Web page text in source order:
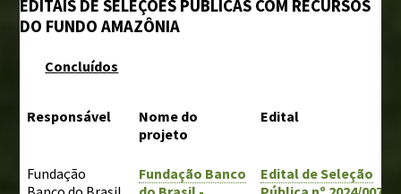
CLIENTE
Manual da marca
BIBLIOTECA
Projetos
EDITAIS DE SELEÇÕES PÚBLICAS COM RECURSOS
DO FUNDO AMAZÔNIA
Concluídos
Responsável
Nome do
projeto
Edital
Fundação
Fundação Banco
Edital de Seleção